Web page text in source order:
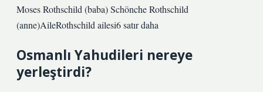
Moses Rothschild (baba) Schönche Rothschild
(anne)AileRothschild ailesi6 satır daha
Osmanlı Yahudileri nereye
yerleştirdi?